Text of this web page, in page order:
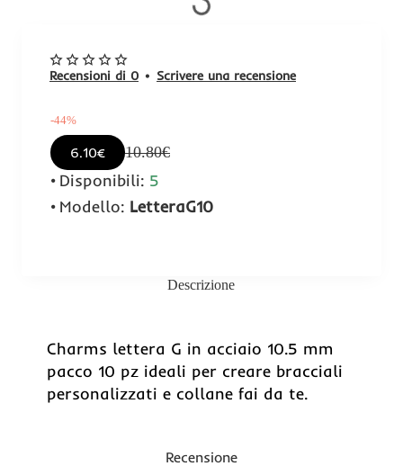
-44%
Recensioni di 0 • Scrivere una recensione
-44%
6.10€ 10.80€
Disponibili: 5
Modello: LetteraG10
Descrizione
Charms lettera G in acciaio 10.5 mm
pacco 10 pz ideali per creare bracciali
personalizzati e collane fai da te.
Recensione